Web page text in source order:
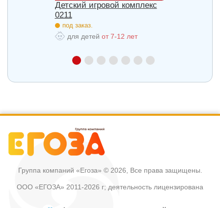
Детский игровой комплекс
0211
под заказ.
для детей от 7-12 лет
Группа компаний «Егоза» © 2026, Все права защищены.
ООО «ЕГОЗА» 2011-2026 г; деятельность лицензирована